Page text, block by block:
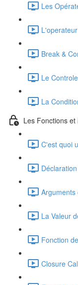
Les
Break &
Le
La
Les Fonctions
C'est quoi
Arguments
La Valeur
Fonction
Closure